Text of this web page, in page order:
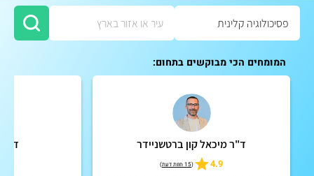
המומחים הכי מבוקשים בתחום:
ד"ר מיכאל קון ברטשניידר
4.9
(15 חוות דעת )
ד"ר